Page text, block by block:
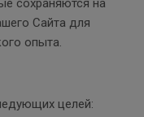
сохраняются на
Сайта для
опыта.
целей: